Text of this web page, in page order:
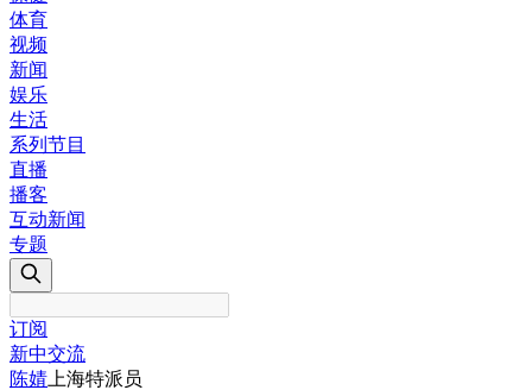
体育
视频
新闻
娱乐
生活
系列节目
直播
播客
互动新闻
专题
订阅
新中交流
陈婧 上海特派员